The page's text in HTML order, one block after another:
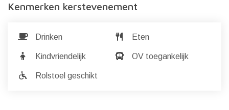
Kenmerken kerstevenement
Drinken Eten
Kindvriendelijk OV toegankelijk
Rolstoel geschikt